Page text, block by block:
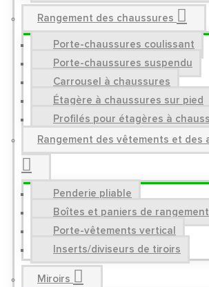
Rangement des chaussures
Porte-chaussures coulissant
Porte-chaussures suspendu
Carrousel à chaussures
Étagère à chaussures sur pied
Profilés pour étagères à
Rangement des vêtements et des
Penderie pliable
Boîtes et paniers de rangement
Porte-vêtements vertical
Inserts/diviseurs de tiroirs
Miroirs